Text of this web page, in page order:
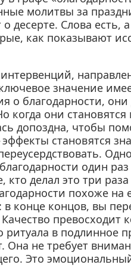
молитвы за
Слова есть, а
как показывают
значение
о благодарности,
когда они
допоздна, чтобы
становятся
один
кто делал это три
похоже на
конце концов, вы
превосходит
в подлинное
Она не требует
Это